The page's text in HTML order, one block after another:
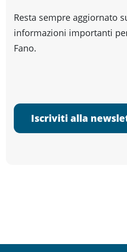
Resta sempre aggiornato
informazioni importanti
Fano.
Iscriviti alla